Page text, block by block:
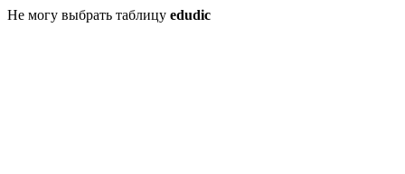
Не могу выбрать таблицу edudic